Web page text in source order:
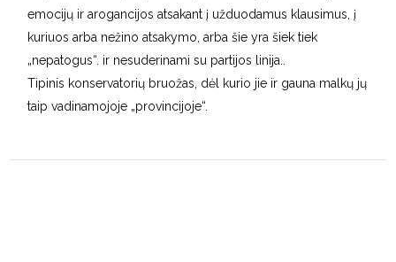
emocijų ir arogancijos atsakant į užduodamus klausimus, į
kuriuos arba nežino atsakymo, arba šie yra šiek tiek
„nepatogus“. ir nesuderinami su partijos linija..
Tipinis konservatorių bruožas, dėl kurio jie ir gauna malkų jų
taip vadinamojoje „provincijoje“.